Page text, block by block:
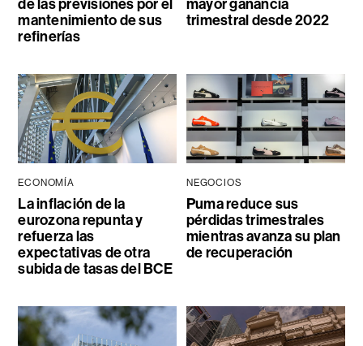
de las previsiones por el
mantenimiento de sus
refinerías
mayor ganancia
trimestral desde 2022
ECONOMÍA
La inflación de la
eurozona repunta y
refuerza las
expectativas de otra
subida de tasas del BCE
NEGOCIOS
Puma reduce sus
pérdidas trimestrales
mientras avanza su plan
de recuperación